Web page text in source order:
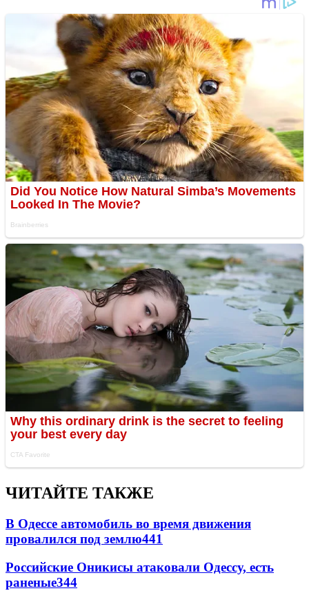
ЧИТАЙТЕ ТАКЖЕ
В Одессе автомобиль во время движения
провалился под землю441
Российские Оникисы атаковали Одессу, есть
раненые344